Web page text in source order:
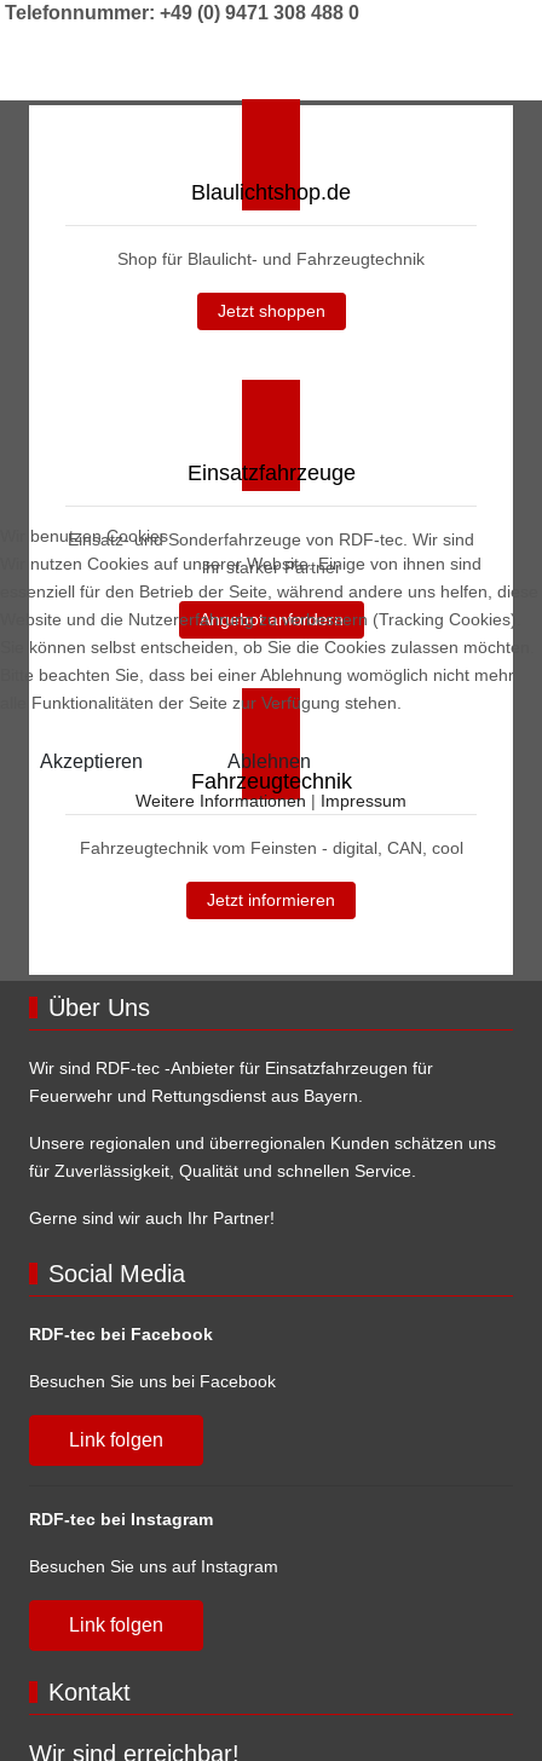
Telefonnummer: +49 (0) 9471 308 488 0
Blaulichtshop.de
Shop für Blaulicht- und Fahrzeugtechnik
Jetzt shoppen
Einsatzfahrzeuge
Einsatz- und Sonderfahrzeuge von RDF-tec. Wir sind
ihr starker Partner
Angebot anfordern
Fahrzeugtechnik
Fahrzeugtechnik vom Feinsten - digital, CAN, cool
Jetzt informieren
Über Uns
Wir sind RDF-tec -Anbieter für Einsatzfahrzeugen für
Feuerwehr und Rettungsdienst aus Bayern.
Unsere regionalen und überregionalen Kunden schätzen uns
für Zuverlässigkeit, Qualität und schnellen Service.
Gerne sind wir auch Ihr Partner!
Social Media
RDF-tec bei Facebook
Besuchen Sie uns bei Facebook
Link folgen
RDF-tec bei Instagram
Besuchen Sie uns auf Instagram
Link folgen
Kontakt
Wir sind erreichbar!
Wir benutzen Cookies
Wir nutzen Cookies auf unserer Website. Einige von ihnen sind
essenziell für den Betrieb der Seite, während andere uns helfen, diese
Website und die Nutzererfahrung zu verbessern (Tracking Cookies).
Sie können selbst entscheiden, ob Sie die Cookies zulassen möchten.
Bitte beachten Sie, dass bei einer Ablehnung womöglich nicht mehr
alle Funktionalitäten der Seite zur Verfügung stehen.
Akzeptieren Ablehnen
Weitere Informationen | Impressum